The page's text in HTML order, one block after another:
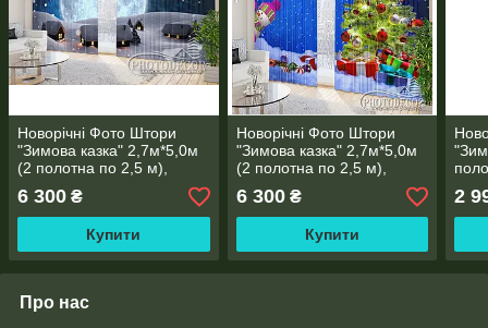
Новорічні Фото Штори
"Зимова казка" 2,7м*5,0м
(2 полотна по 2,5 м),
6 300 ₴
Купити
Новорічні Фото Штори
"Зимова казка" 2,7м*5,0м
(2 полотна по 2,5 м),
6 300₴
Купити
2
Про нас